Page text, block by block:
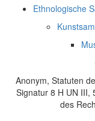
Ethnologische
Anonym, Statuten
Signatur 8 H UN III,
des